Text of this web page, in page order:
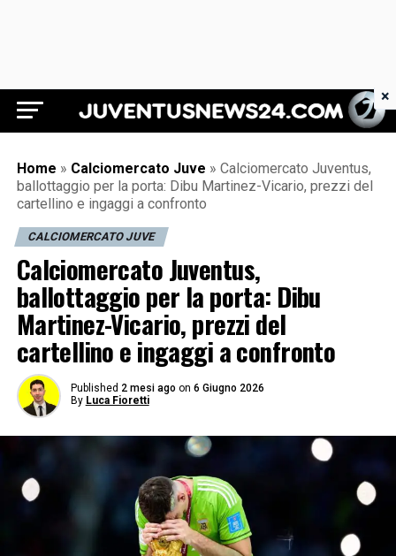
Juventus News 24
Home » Calciomercato Juve » Calciomercato Juventus,
ballottaggio per la porta: Dibu Martinez-Vicario, prezzi del
cartellino e ingaggi a confronto
CALCIOMERCATO JUVE
Calciomercato Juventus,
ballottaggio per la porta: Dibu
Martinez-Vicario, prezzi del
cartellino e ingaggi a confronto
Published 2 mesi ago on 6 Giugno 2026
By Luca Fioretti
×